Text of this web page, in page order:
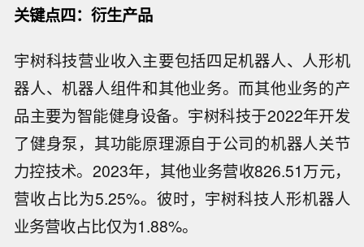
关键点四：衍生产品
宇树科技营业收入主要包括四足机器人、人形机
器人、机器人组件和其他业务。而其他业务的产
品主要为智能健身设备。宇树科技于2022年开发
了健身泵，其功能原理源自于公司的机器人关节
力控技术。2023年，其他业务营收826.51万元，
营收占比为5.25%。彼时，宇树科技人形机器人
业务营收占比仅为1.88%。